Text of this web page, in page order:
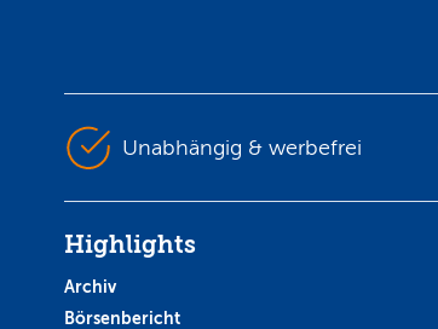
Unabhängig & werbefrei
Highlights
Archiv
Börsenbericht